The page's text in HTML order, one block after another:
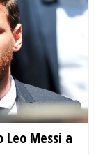
Messi a